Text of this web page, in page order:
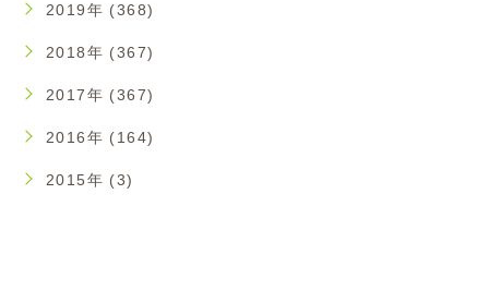
2019年 (368)
2018年 (367)
2017年 (367)
2016年 (164)
2015年 (3)